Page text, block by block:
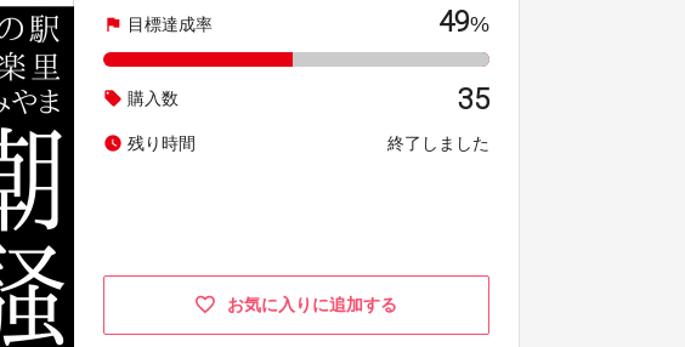
flag 目標達成率 49%
local_offer 購入数 35
watch_later 残り時間 終了しました
お気に入りに追加する